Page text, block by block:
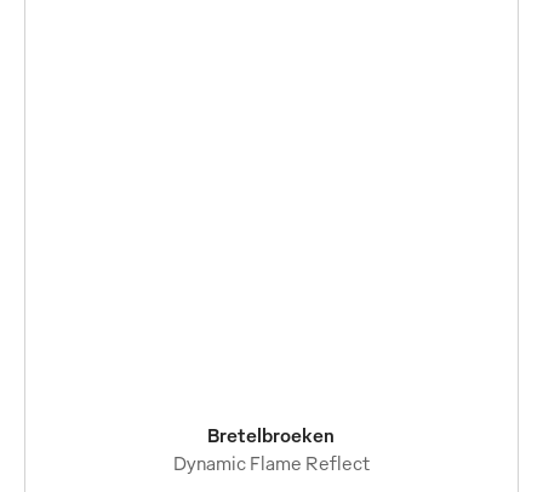
Bretelbroeken
Dynamic Flame Reflect